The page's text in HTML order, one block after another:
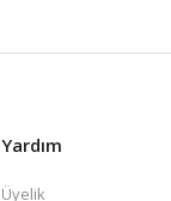
Yardım
Üyelik